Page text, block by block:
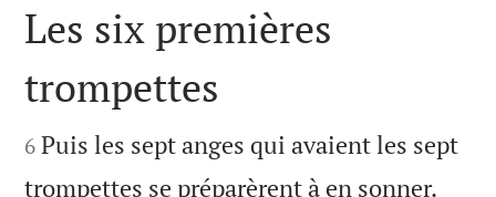

Les six premières
trompettes

6 Puis les sept anges qui avaient les sept
trompettes se préparèrent à en sonner.